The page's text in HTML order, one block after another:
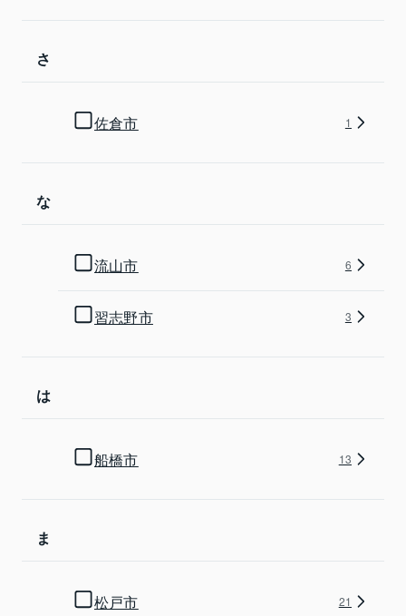
さ
佐倉市 1
な
流山市 6
習志野市 3
は
船橋市 13
ま
松戸市 21